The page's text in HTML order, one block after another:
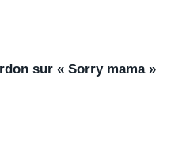
sur « Sorry mama »